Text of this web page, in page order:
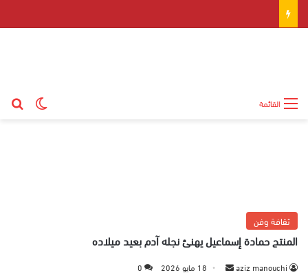
القائمة
ثقافة وفن
المنتج حمادة إسماعيل يهنئ نجله آدم بعيد ميلاده
aziz manouchi 18 مايو 2026 0